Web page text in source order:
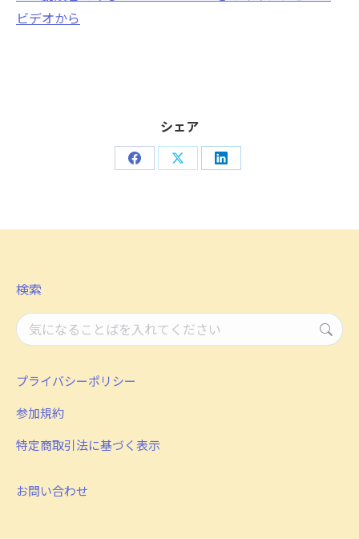
ビデオから
シェア
Share Share Share
検索
検
索：
プライバシーポリシー
参加規約
特定商取引法に基づく表示
お問い合わせ